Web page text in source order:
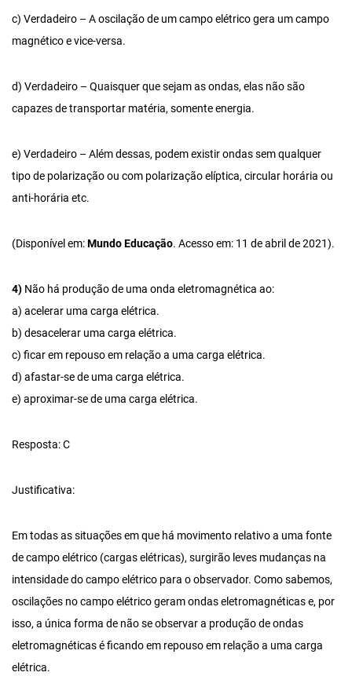
c) Verdadeiro – A oscilação de um campo elétrico gera um campo
magnético e vice-versa.
d) Verdadeiro – Quaisquer que sejam as ondas, elas não são
capazes de transportar matéria, somente energia.
e) Verdadeiro – Além dessas, podem existir ondas sem qualquer
tipo de polarização ou com polarização elíptica, circular horária ou
anti-horária etc.
(Disponível em:Mundo Educação. Acesso em: 11 de abril de 2021).
4) Não há produção de uma onda eletromagnética ao:
a) acelerar uma carga elétrica.
b) desacelerar uma carga elétrica.
c) ficar em repouso em relação a uma carga elétrica.
d) afastar-se de uma carga elétrica.
e) aproximar-se de uma carga elétrica.
Resposta: C
Justificativa:
Em todas as situações em que há movimento relativo a uma fonte
de campo elétrico (cargas elétricas), surgirão leves mudanças na
intensidade do campo elétrico para o observador. Como sabemos,
oscilações no campo elétrico geram ondas eletromagnéticas e, por
isso, a única forma de não se observar a produção de ondas
eletromagnéticas é ficando em repouso em relação a uma carga
elétrica.